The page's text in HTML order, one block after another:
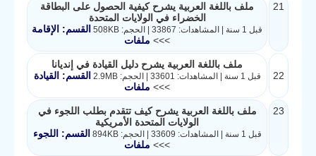
21
ملف باللغة العربية يشرح كيفية الحصول على البطاقة
الخضراء في الولايات المتحدة
قبل 1 سنة | المشاهدات: 33867 | الحجم: 508KB
القسم: الإقامة
>>> ملفات
22
ملف باللغة العربية يشرح دليل القيادة في إنديانا
قبل 1 سنة | المشاهدات: 33601 | الحجم: 2.9MB
القسم: القيادة
>>> ملفات
23
ملف باللغة العربية يشرح كيف تتقدم بطلب اللجوء في
الولايات المتحدة الأمريكية
قبل 1 سنة | المشاهدات: 33609 | الحجم: 894KB
القسم: اللجوء
>>> ملفات